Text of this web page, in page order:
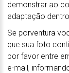
demonstrar ao
adaptação
Se porventura
que sua foto
por favor entre
e-mail,